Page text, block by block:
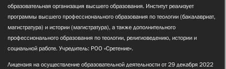
образовательная организация высшего образования. Институт реализует
программы высшего профессионального образования по теологии (бакалавриат,
магистратура) и истории (магистратура), а также дополнительного
профессионального образования по теологии, религиоведению, истории и
социальной работе. Учредитель: РОО «Сретение».
Лицензия на осуществление образовательной деятельности от 29 декабря 2022